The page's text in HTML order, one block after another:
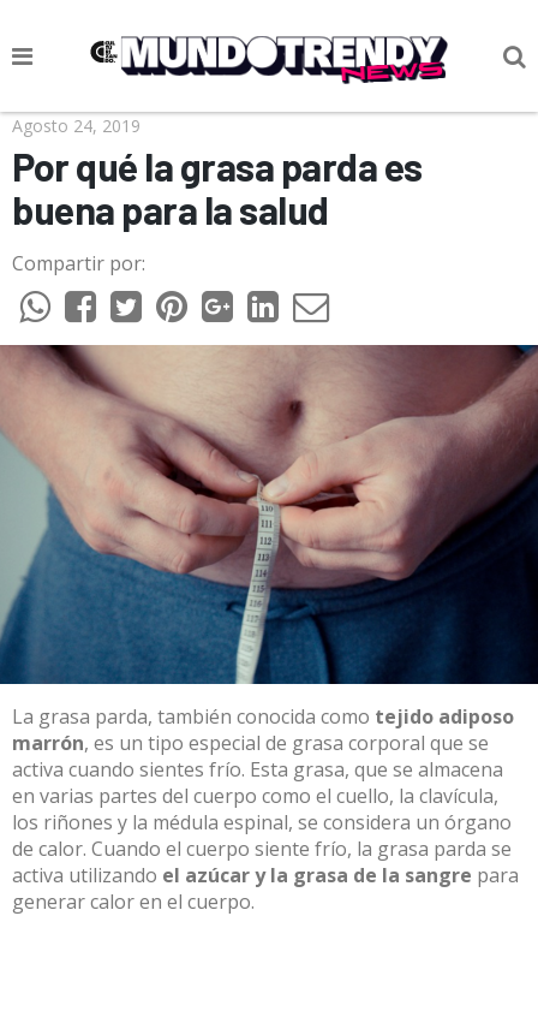
NOTICIAS
CULTURA POP
CIENCIA Y TECNOLOGÍA
VIDA
SOCIEDAD
CULTURIZANDO.COM
Agosto 24, 2019
Por qué la grasa parda es
buena para la salud
Compartir por:
La grasa parda, también conocida como tejido adiposo
marrón, es un tipo especial de grasa corporal que se
activa cuando sientes frío. Esta grasa, que se almacena
en varias partes del cuerpo como el cuello, la clavícula,
los riñones y la médula espinal, se considera un órgano
de calor. Cuando el cuerpo siente frío, la grasa parda se
activa utilizando el azúcar y la grasa de la sangre para
generar calor en el cuerpo.